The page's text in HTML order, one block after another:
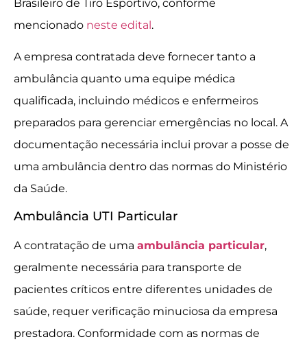
Brasileiro de Tiro Esportivo, conforme
mencionado neste edital.
A empresa contratada deve fornecer tanto a
ambulância quanto uma equipe médica
qualificada, incluindo médicos e enfermeiros
preparados para gerenciar emergências no local. A
documentação necessária inclui provar a posse de
uma ambulância dentro das normas do Ministério
da Saúde.
Ambulância UTI Particular
A contratação de uma ambulância particular,
geralmente necessária para transporte de
pacientes críticos entre diferentes unidades de
saúde, requer verificação minuciosa da empresa
prestadora. Conformidade com as normas de